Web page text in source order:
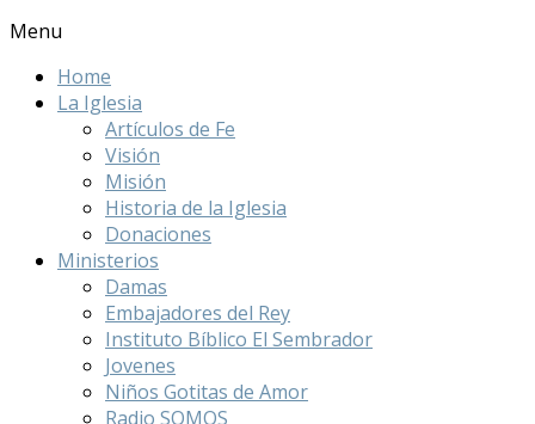
Menu
Home
La Iglesia
Artículos de Fe
Visión
Misión
Historia de la Iglesia
Donaciones
Ministerios
Damas
Embajadores del Rey
Instituto Bíblico El Sembrador
Jovenes
Niños Gotitas de Amor
Radio SOMOS